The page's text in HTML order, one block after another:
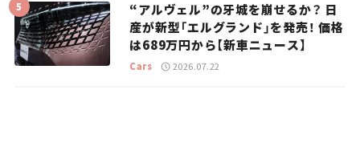
“アルヴェル”の牙城を崩せるか？ 日
産が新型「エルグランド」を発売！ 価格
は689万円から【新車ニュース】
Cars 2026.07.22